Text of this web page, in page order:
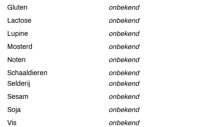
Gluten
onbekend
Lactose
onbekend
Lupine
onbekend
Mosterd
onbekend
Noten
onbekend
Schaaldieren
onbekend
Selderij
onbekend
Sesam
onbekend
Soja
onbekend
Vis
onbekend